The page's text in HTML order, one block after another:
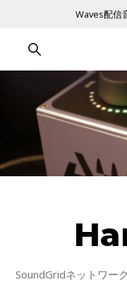
Waves配信
SoundGridネットワー